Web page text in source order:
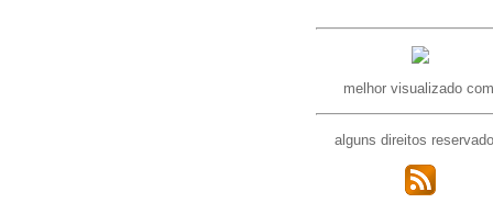
melhor visualizado
alguns direitos